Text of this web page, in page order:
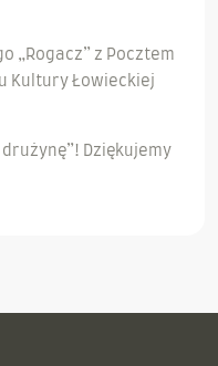
„Rogacz” z Pocztem
Kultury Łowieckiej
Dziękujemy